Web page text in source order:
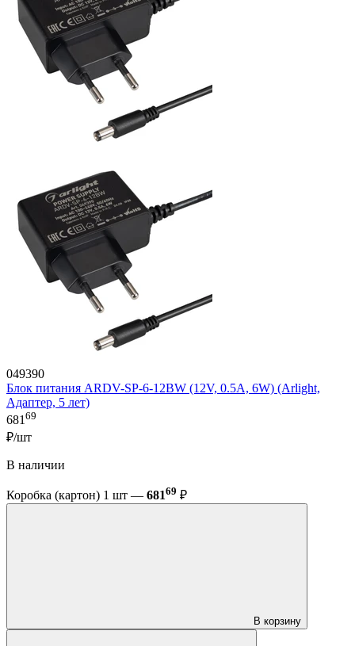
049390
Блок питания ARDV-SP-6-12BW (12V, 0.5A, 6W) (Arlight,
Адаптер, 5 лет)
68169
₽/шт
В наличии
Коробка (картон) 1 шт — 68169 ₽
В корзину